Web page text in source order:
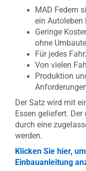
MAD Federn
ein Autoleben
Geringe
ohne
Für jedes
Von vielen
Produktion
Der Satz wird mit
Essen geliefert.
durch eine
werden.
Klicken Sie hier,
Einbauanleitung